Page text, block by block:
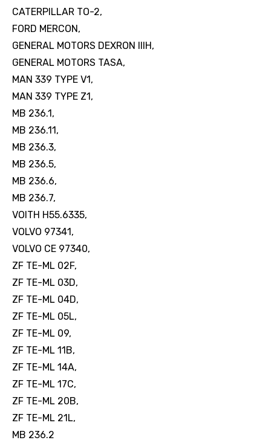
CATERPILLAR TO-2,
FORD MERCON,
GENERAL MOTORS DEXRON IIIH,
GENERAL MOTORS TASA,
MAN 339 TYPE V1,
MAN 339 TYPE Z1,
MB 236.1,
MB 236.11,
MB 236.3,
MB 236.5,
MB 236.6,
MB 236.7,
VOITH H55.6335,
VOLVO 97341,
VOLVO CE 97340,
ZF TE-ML 02F,
ZF TE-ML 03D,
ZF TE-ML 04D,
ZF TE-ML 05L,
ZF TE-ML 09,
ZF TE-ML 11B,
ZF TE-ML 14A,
ZF TE-ML 17C,
ZF TE-ML 20B,
ZF TE-ML 21L,
MB 236.2